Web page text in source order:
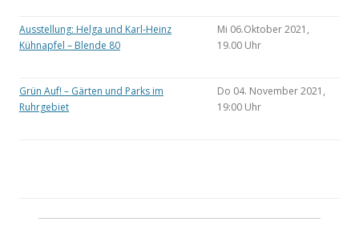
Ausstellung: Helga und Karl-Heinz
Kühnapfel – Blende 80
Mi 06.Oktober 2021,
19.00 Uhr
Grün Auf! – Gärten und Parks im
Ruhrgebiet
Do 04. November 2021,
19:00 Uhr